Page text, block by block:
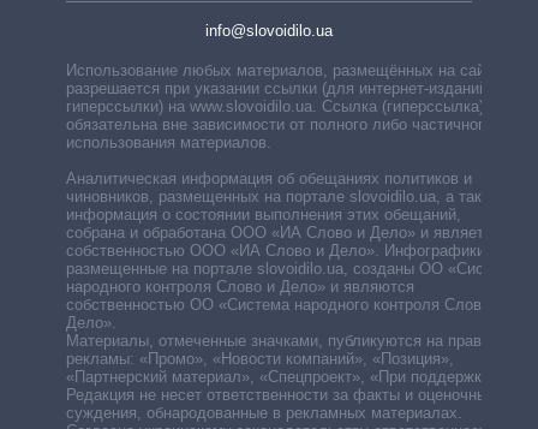
info@slovoidilo.ua
Использование любых материалов, размещённых на сайте,
разрешается при указании ссылки (для интернет-изданий —
гиперссылки) на www.slovoidilo.ua. Ссылка (гиперссылка)
обязательна вне зависимости от полного либо частичного
использования материалов.
Аналитическая информация об обещаниях политиков и
чиновников, размещенных на портале slovoidilo.ua, а также
информация о состоянии выполнения этих обещаний,
собрана и обработана ООО «ИА Слово и Дело» и является
собственностью ООО «ИА Слово и Дело». Инфографики,
размещенные на портале slovoidilo.ua, созданы ОО «Система
народного контроля Слово и Дело» и являются
собственностью ОО «Система народного контроля Слово и
Дело».
Материалы, отмеченные значками, публикуются на правах
рекламы: «Промо», «Новости компаний», «Позиция»,
«Партнерский материал», «Спецпроект», «При поддержке».
Редакция не несет ответственности за факты и оценочные
суждения, обнародованные в рекламных материалах.